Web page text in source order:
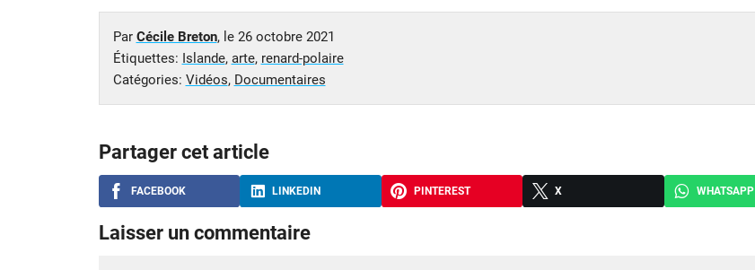
Par Cécile Breton, le 26 octobre 2021
Étiquettes: Islande, arte, renard-polaire
Catégories: Vidéos, Documentaires
Partager cet article
FACEBOOK LINKEDIN PINTEREST X WHATSAPP
Laisser un commentaire